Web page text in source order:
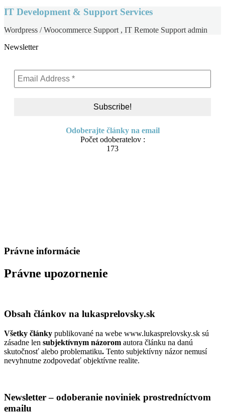
IT Development & Support Services
Wordpress / Woocommerce Support , IT Remote Support admin
Newsletter
Odoberajte články na email
Počet odoberatelov :
173
Právne informácie
Právne upozornenie
Obsah článkov na lukasprelovsky.sk
Všetky články publikované na webe www.lukasprelovsky.sk sú
zásadne len subjektívnym názorom autora článku na danú
skutočnosť alebo problematiku. Tento subjektívny názor nemusí
nevyhnutne zodpovedať objektívne realite.
Newsletter – odoberanie noviniek prostredníctvom
emailu